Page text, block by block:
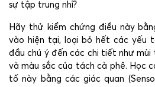
sự tập trung nhỉ?
Hãy thử kiểm chứng điều này
vào hiện tại, loại bỏ hết các yếu
đầu chú ý đến các chi tiết như
và màu sắc của tách cà phê. Học
tố này bằng các giác quan